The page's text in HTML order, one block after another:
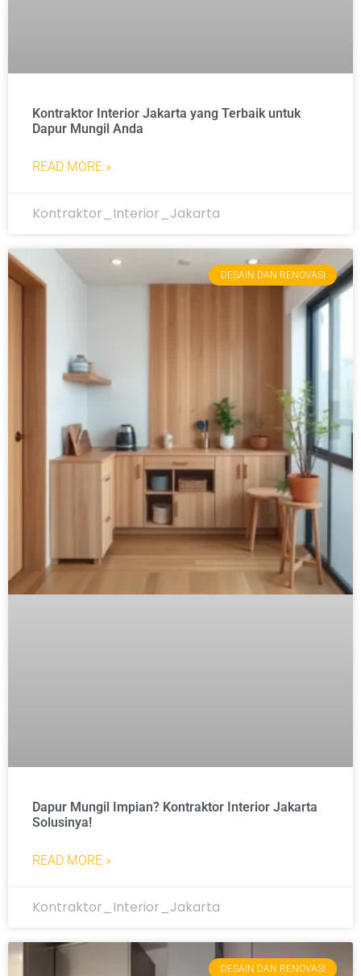
Kontraktor Interior Jakarta yang Terbaik untuk
Dapur Mungil Anda
READ MORE »
Kontraktor_Interior_Jakarta
DESAIN DAN RENOVASI
Dapur Mungil Impian? Kontraktor Interior Jakarta
Solusinya!
READ MORE »
Kontraktor_Interior_Jakarta
DESAIN DAN RENOVASI